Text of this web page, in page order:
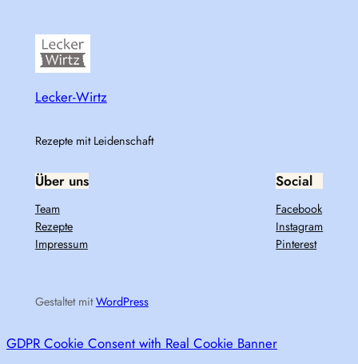
Lecker-Wirtz
Rezepte mit Leidenschaft
Über uns
Team
Rezepte
Impressum
Social
Facebook
Instagram
Pinterest
Gestaltet mitWordPress
GDPR Cookie Consent with Real Cookie Banner